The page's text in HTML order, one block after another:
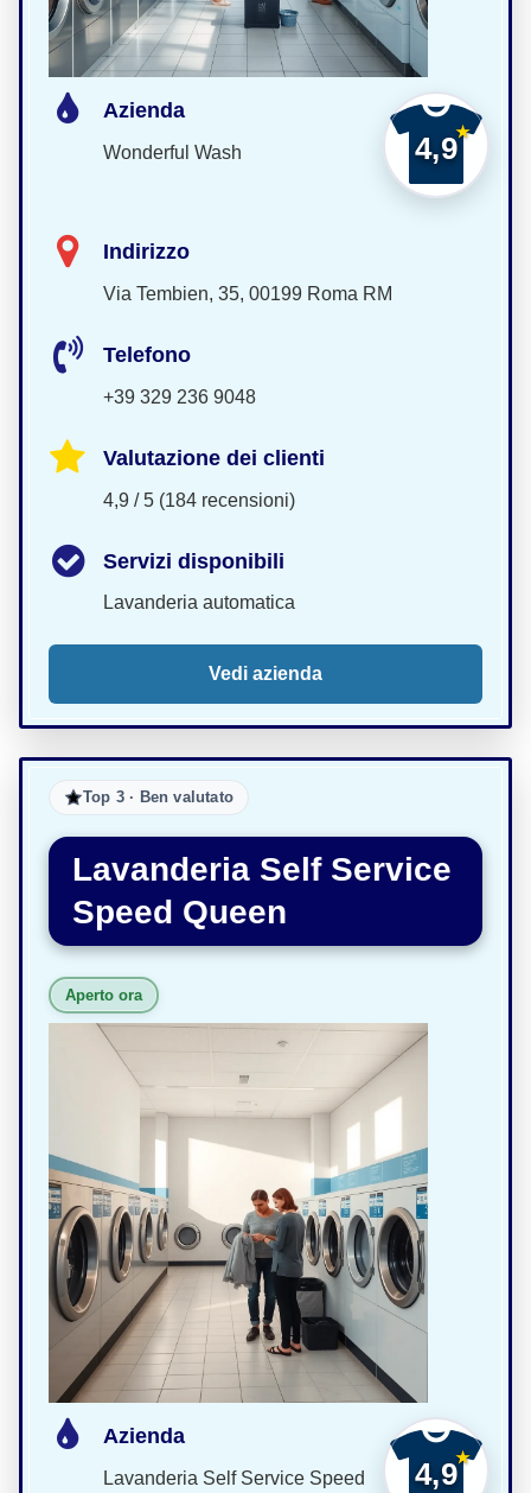
4,9
Azienda
Wonderful Wash
Indirizzo
Via Tembien, 35, 00199 Roma RM
Telefono
+39 329 236 9048
Valutazione dei clienti
4,9 / 5 (184 recensioni)
Servizi disponibili
Lavanderia automatica
Vedi azienda
Top 3 · Ben valutato
Lavanderia Self Service
Speed Queen
Aperto ora
4,9
Azienda
Lavanderia Self Service Speed